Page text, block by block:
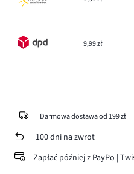
9,99 zł
Darmowa dostawa od 199 zł
100 dni na zwrot
Zapłać później z PayPo |